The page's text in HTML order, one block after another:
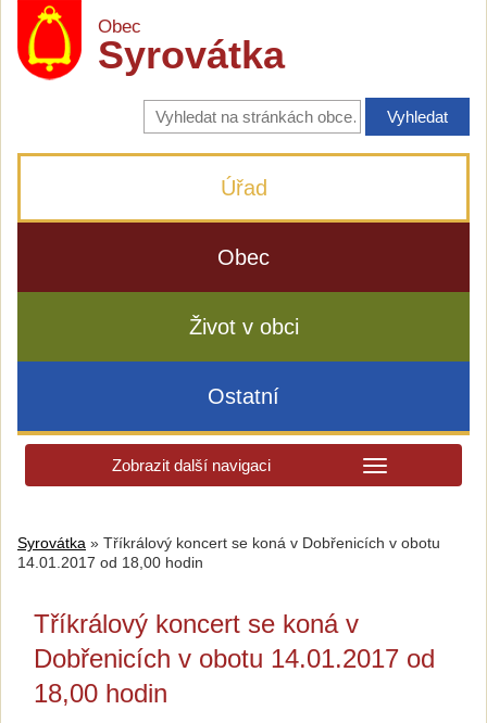
Obec
Syrovátka
Vyhledávání
na
stránkách
Úřad
Obec
Život v obci
Ostatní
Zobrazit další navigaci
Syrovátka » Tříkrálový koncert se koná v Dobřenicích v obotu
14.01.2017 od 18,00 hodin
Tříkrálový koncert se koná v
Dobřenicích v obotu 14.01.2017 od
18,00 hodin